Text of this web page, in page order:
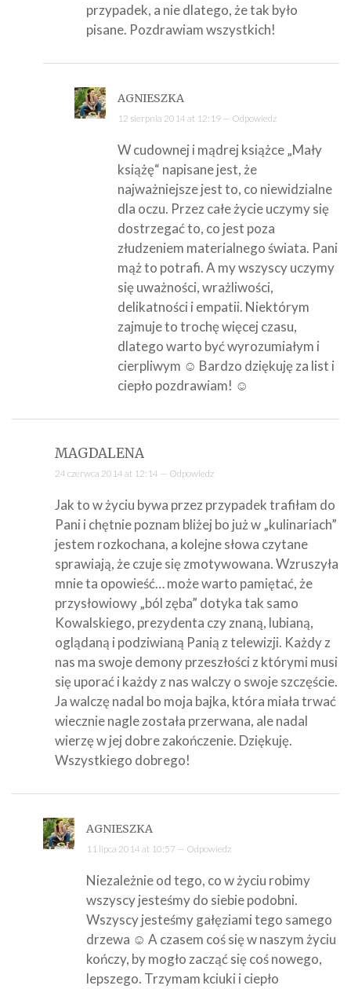
przypadek, a nie dlatego, że tak było
pisane. Pozdrawiam wszystkich!
AGNIESZKA
12 sierpnia 2014 at 12:19 — Odpowiedz
W cudownej i mądrej książce „Mały
książę“ napisane jest, że
najważniejsze jest to, co niewidzialne
dla oczu. Przez całe życie uczymy się
dostrzegać to, co jest poza
złudzeniem materialnego świata. Pani
mąż to potrafi. A my wszyscy uczymy
się uważności, wrażliwości,
delikatności i empatii. Niektórym
zajmuje to trochę więcej czasu,
dlatego warto być wyrozumiałym i
cierpliwym ☺ Bardzo dziękuję za list i
ciepło pozdrawiam! ☺
MAGDALENA
24 czerwca 2014 at 12:14 — Odpowiedz
Jak to w życiu bywa przez przypadek trafiłam do
Pani i chętnie poznam bliżej bo już w „kulinariach”
jestem rozkochana, a kolejne słowa czytane
sprawiają, że czuje się zmotywowana. Wzruszyła
mnie ta opowieść… może warto pamiętać, że
przysłowiowy „ból zęba” dotyka tak samo
Kowalskiego, prezydenta czy znaną, lubianą,
oglądaną i podziwianą Panią z telewizji. Każdy z
nas ma swoje demony przeszłości z którymi musi
się uporać i każdy z nas walczy o swoje szczęście.
Ja walczę nadal bo moja bajka, która miała trwać
wiecznie nagle została przerwana, ale nadal
wierzę w jej dobre zakończenie. Dziękuję.
Wszystkiego dobrego!
AGNIESZKA
11 lipca 2014 at 10:57 — Odpowiedz
Niezależnie od tego, co w życiu robimy
wszyscy jesteśmy do siebie podobni.
Wszyscy jesteśmy gałęziami tego samego
drzewa ☺ A czasem coś się w naszym życiu
kończy, by mogło zacząć się coś nowego,
lepszego. Trzymam kciuki i ciepło